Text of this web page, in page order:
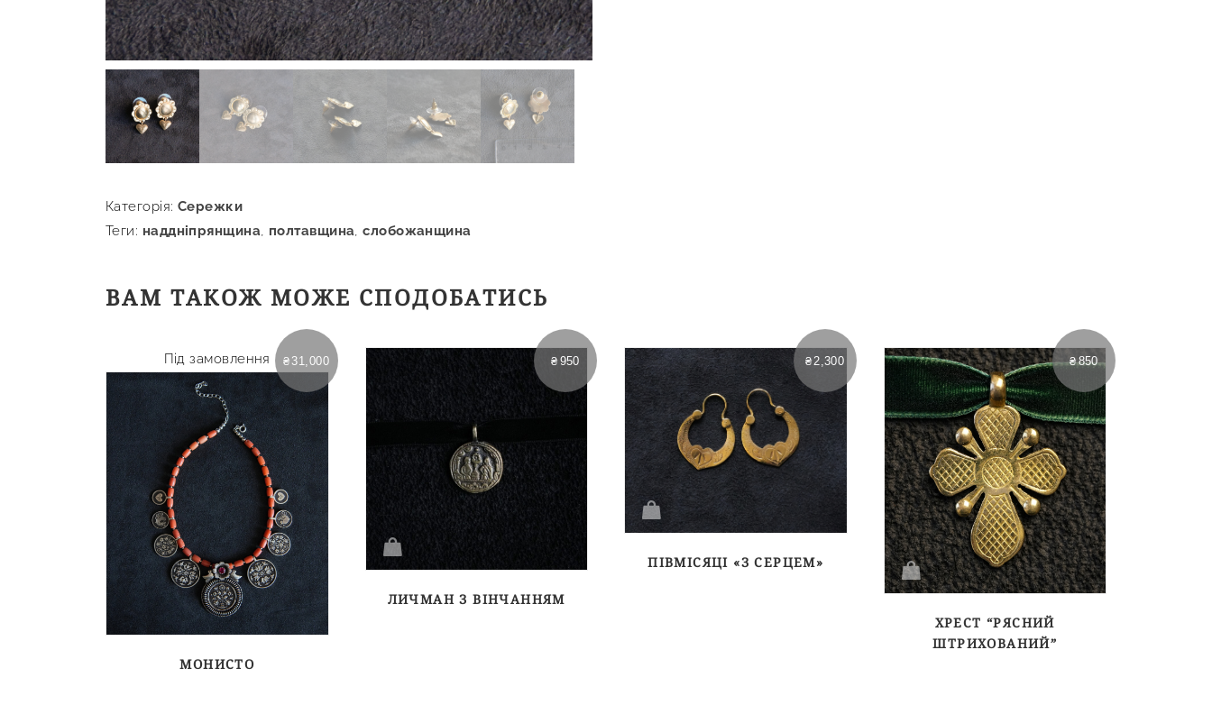
Категорія: Сережки
Теги: наддніпрянщина, полтавщина,слобожанщина
ВАМ ТАКОЖ МОЖЕ СПОДОБАТИСЬ
₴ 31,000
Під замовлення
МОНИСТО
₴950
ЛИЧМАН З ВІНЧАННЯМ
₴ 2,300
ПІВМІСЯЦІ «З СЕРЦЕМ»
₴850
ХРЕСТ “РЯСНИЙ
ШТРИХОВАНИЙ”